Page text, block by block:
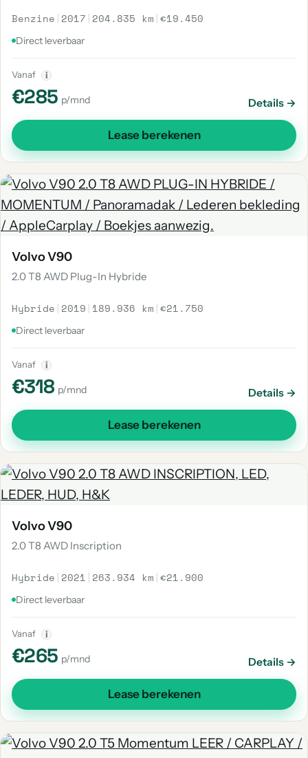
Benzine | 2017 | 204.835 km |€19.450
Direct leverbaar
Vanaf i
€285 p/mnd Details →
Lease berekenen
Volvo V90
2.0 T8 AWD Plug-In Hybride
Hybride | 2019 | 189.936 km |€21.750
Direct leverbaar
Vanaf i
€318 p/mnd Details →
Lease berekenen
Volvo V90
2.0 T8 AWD Inscription
Hybride | 2021 | 263.934 km |€21.900
Direct leverbaar
Vanaf i
€265 p/mnd Details →
Lease berekenen